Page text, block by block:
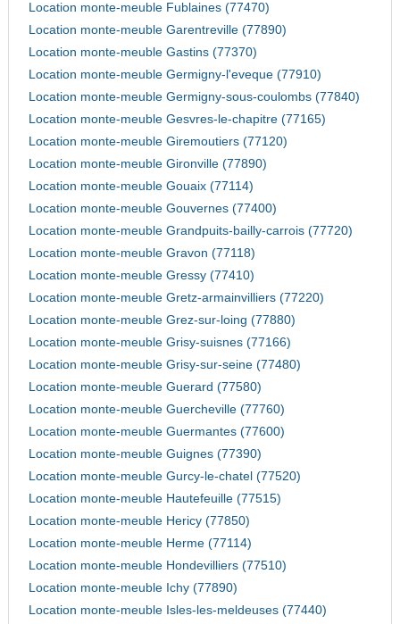
Location monte-meuble Fublaines (77470)
Location monte-meuble Garentreville (77890)
Location monte-meuble Gastins (77370)
Location monte-meuble Germigny-l'eveque (77910)
Location monte-meuble Germigny-sous-coulombs (77840)
Location monte-meuble Gesvres-le-chapitre (77165)
Location monte-meuble Giremoutiers (77120)
Location monte-meuble Gironville (77890)
Location monte-meuble Gouaix (77114)
Location monte-meuble Gouvernes (77400)
Location monte-meuble Grandpuits-bailly-carrois (77720)
Location monte-meuble Gravon (77118)
Location monte-meuble Gressy (77410)
Location monte-meuble Gretz-armainvilliers (77220)
Location monte-meuble Grez-sur-loing (77880)
Location monte-meuble Grisy-suisnes (77166)
Location monte-meuble Grisy-sur-seine (77480)
Location monte-meuble Guerard (77580)
Location monte-meuble Guercheville (77760)
Location monte-meuble Guermantes (77600)
Location monte-meuble Guignes (77390)
Location monte-meuble Gurcy-le-chatel (77520)
Location monte-meuble Hautefeuille (77515)
Location monte-meuble Hericy (77850)
Location monte-meuble Herme (77114)
Location monte-meuble Hondevilliers (77510)
Location monte-meuble Ichy (77890)
Location monte-meuble Isles-les-meldeuses (77440)